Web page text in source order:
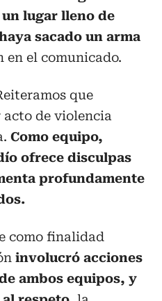
lugar lleno de
sacado un arma
en el comunicado.
que
de violencia
Como equipo,
ofrece disculpas
profundamente
como finalidad
involucró acciones
ambos equipos, y